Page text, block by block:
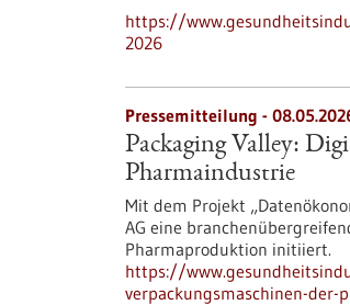
https://
2026
Pressemitteilung -
Packaging Valley:
Pharmaindustrie
Mit dem Projekt
AG eine
Pharmaproduktion initiiert.
https://
verpackungsmaschinen-der-